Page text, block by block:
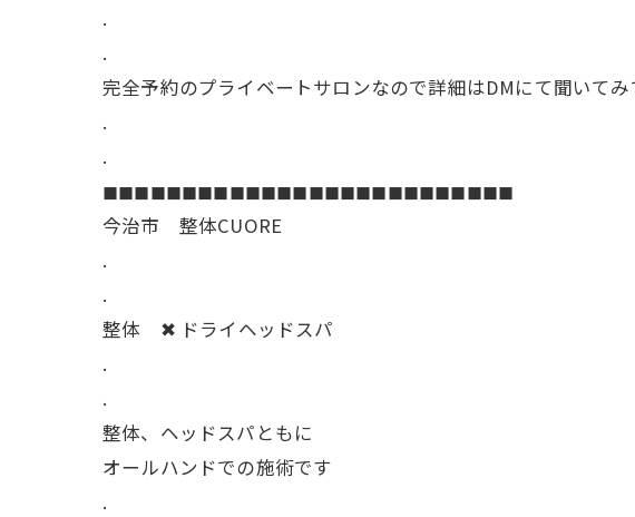
.
.
完全予約のプライベートサロンなので詳細はDMにて聞いて
.
.
◼︎◼︎◼︎◼︎◼︎◼︎◼︎◼︎◼︎◼︎◼︎◼︎◼︎◼︎◼︎◼︎◼︎◼︎◼︎◼︎◼︎◼︎◼︎◼︎◼︎◼︎
今治市 整体CUORE
.
.
整体 ✖︎ ドライヘッドスパ
.
.
整体、ヘッドスパともに
オールハンドでの施術です
.